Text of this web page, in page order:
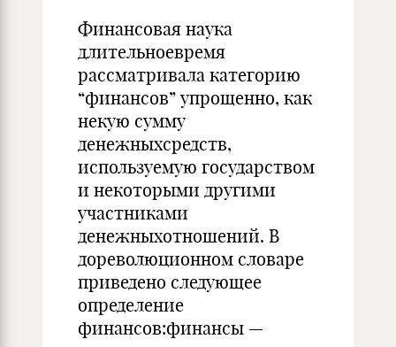
Финансовая наука
длительноевремя
рассматривала категорию
“финансов” упрощенно, как
некую сумму
денежныхсредств,
используемую государством
и некоторыми другими
участниками
денежныхотношений. В
дореволюционном словаре
приведено следующее
определение
финансов:финансы —